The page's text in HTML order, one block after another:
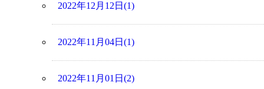
2022年12月12日(1)
2022年11月04日(1)
2022年11月01日(2)